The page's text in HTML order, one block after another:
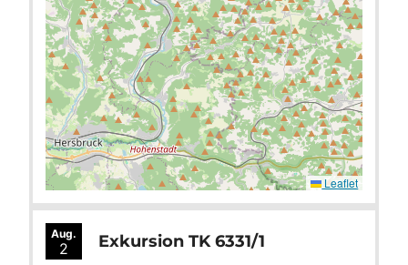
Leaflet
Aug.
2 Exkursion TK 6331/1